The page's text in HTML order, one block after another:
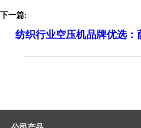
下一篇:
纺织行业空压机品牌优选：